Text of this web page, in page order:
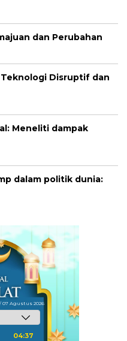
dan Perubahan
Disruptif dan
Meneliti dampak
dalam politik dunia:
07 Agustus 2026
04:37